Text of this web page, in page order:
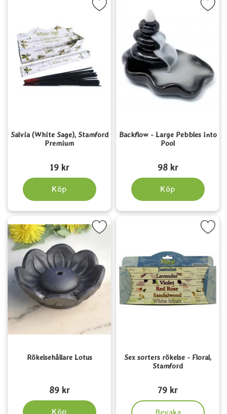
Salvia (White Sage), Stamford
Premium
19 kr
Köp
salvia (White Sage), Stamford Premium som favorit
Backflow - Large Pebbles into
Pool
98 kr
Köp
Markera backflow - Large
Rökelsehållare Lotus
89 kr
Köp
Markera rökelsehållare Lotus som favorit
Sex sorters rökelse - Floral,
Stamford
79 kr
, Sex sorters rökelse -
Markera sex sorters rökelse -